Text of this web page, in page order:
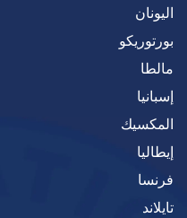
اليونان
بورتوريكو
مالطا
إسبانيا
المكسيك
إيطاليا
فرنسا
تايلاند